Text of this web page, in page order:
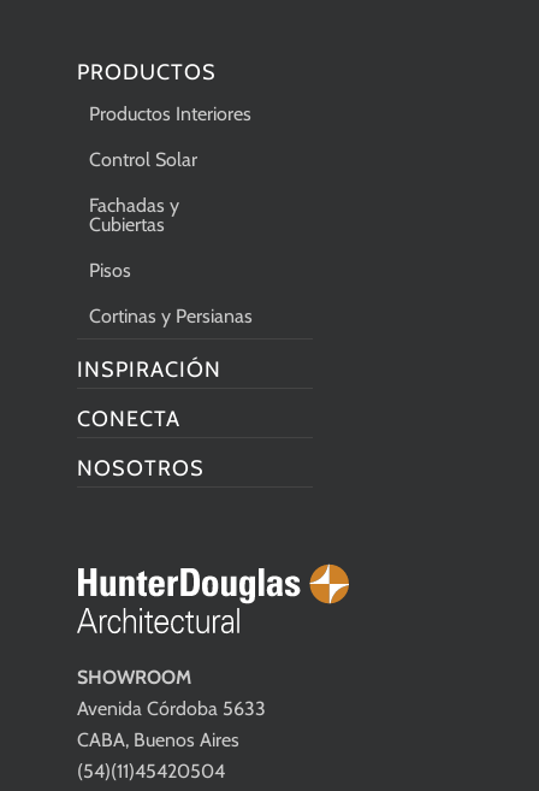
SHOWROOM
Avenida Córdoba 5633
CABA, Buenos Aires
(54)(11)45420504
PRODUCTOS
Productos Interiores
Control Solar
Fachadas y
Cubiertas
Pisos
Cortinas y Persianas
INSPIRACIÓN
CONECTA
NOSOTROS